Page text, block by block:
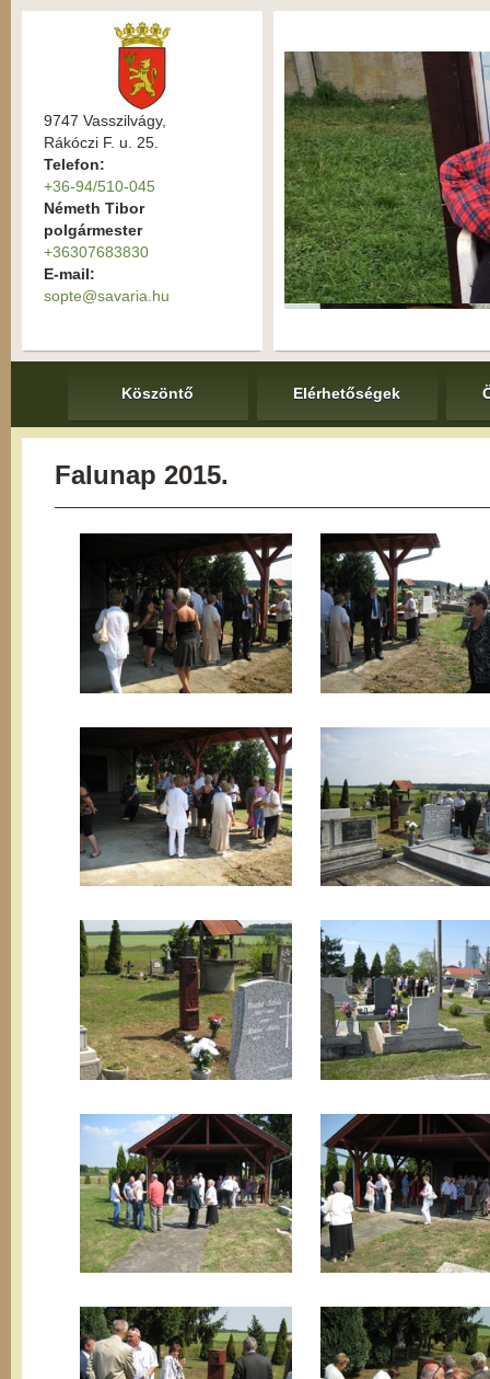
9747 Vasszilvágy,
Rákóczi F. u. 25.
Telefon:
+36-94/510-045
Németh Tibor
polgármester
+36307683830
E-mail:
sopte@savaria.hu
Köszöntő Elérhetőségek
Falunap 2015.